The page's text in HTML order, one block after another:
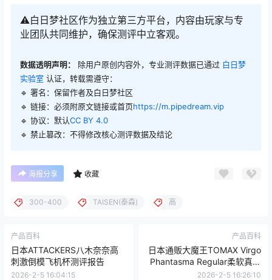
⚠️白日梦社区作为独立第三方平台，内容由玩家与专
业团队共同维护，确保测评中立客观。
数据透明声明： 除用户原创内容外，专业测评数据已通过 白日梦
实验室 认证，转载需遵守：
🔹 署名：保留作者及白日梦社区
🔹 链接：必须附原文链接或首页https://m.pipedream.vip
🔹 协议：默认CC BY 4.0
🔹 禁止篡改：不得修改核心测评数据及结论
海报分享 收藏
300-400 TAISEN(泰森) 高
产品百科
日本ATTACKERS八木奈奈高
刺激倒模飞机杯测评报告
2026-2-5 16:04:15
产品百科
日本通贩大魔王TOMAX Virgo
Phantasma Regular柔软真实
慢玩名器飞机杯测评报告
2026-2-5 16:26:10